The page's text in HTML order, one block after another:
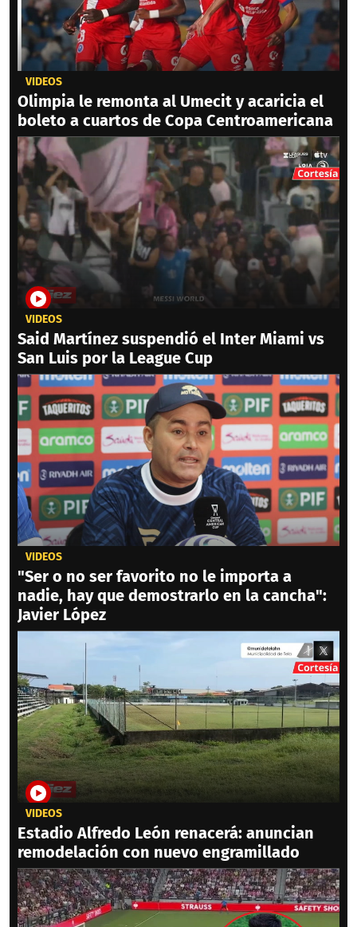
VIDEOS
Olimpia le remonta al Umecit y acaricia el
boleto a cuartos de Copa Centroamericana
VIDEOS
Said Martínez suspendió el Inter Miami vs
San Luis por la League Cup
VIDEOS
"Ser o no ser favorito no le importa a
nadie, hay que demostrarlo en la cancha":
Javier López
VIDEOS
Estadio Alfredo León renacerá: anuncian
remodelación con nuevo engramillado